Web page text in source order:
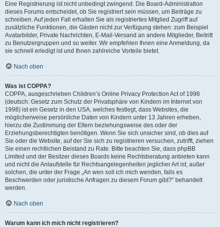
Eine Registrierung ist nicht unbedingt zwingend. Die Board-Administration
dieses Forums entscheidet, ob Sie registriert sein müssen, um Beiträge zu
schreiben. Auf jeden Fall erhalten Sie als registriertes Mitglied Zugriff auf
zusätzliche Funktionen, die Gästen nicht zur Verfügung stehen: zum Beispiel
Avatarbilder, Private Nachrichten, E-Mail-Versand an andere Mitglieder, Beitritt
zu Benutzergruppen und so weiter. Wir empfehlen Ihnen eine Anmeldung, da
sie schnell erledigt ist und Ihnen zahlreiche Vorteile bietet.
Nach oben
Was ist COPPA?
COPPA, ausgeschrieben Children’s Online Privacy Protection Act of 1998
(deutsch: Gesetz zum Schutz der Privatsphäre von Kindern im Internet von
1998) ist ein Gesetz in den USA, welches festlegt, dass Websites, die
möglicherweise persönliche Daten von Kindern unter 13 Jahren erheben,
hierzu die Zustimmung der Eltern beziehungsweise des oder der
Erziehungsberechtigten benötigen. Wenn Sie sich unsicher sind, ob dies auf
Sie oder die Website, auf der Sie sich zu registrieren versuchen, zutrifft, ziehen
Sie einen rechtlichen Beistand zu Rate. Bitte beachten Sie, dass phpBB
Limited und der Besitzer dieses Boards keine Rechtsberatung anbieten kann
und nicht die Anlaufstelle für Rechtsangelegenheiten jeglicher Art ist; außer
solchen, die unter der Frage „An wen soll ich mich wenden, falls es
Beschwerden oder juristische Anfragen zu diesem Forum gibt?“ behandelt
werden.
Nach oben
Warum kann ich mich nicht registrieren?